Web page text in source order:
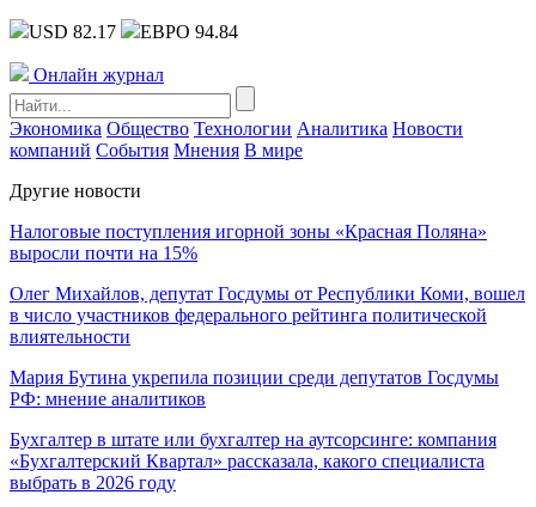
USD 82.17 ЕВРО 94.84
Онлайн журнал
Экономика Общество Технологии Аналитика Новости
компаний События Мнения В мире
Другие новости
Налоговые поступления игорной зоны «Красная Поляна»
выросли почти на 15%
Олег Михайлов, депутат Госдумы от Республики Коми, вошел
в число участников федерального рейтинга политической
влиятельности
Мария Бутина укрепила позиции среди депутатов Госдумы
РФ: мнение аналитиков
Бухгалтер в штате или бухгалтер на аутсорсинге: компания
«Бухгалтерский Квартал» рассказала, какого специалиста
выбрать в 2026 году